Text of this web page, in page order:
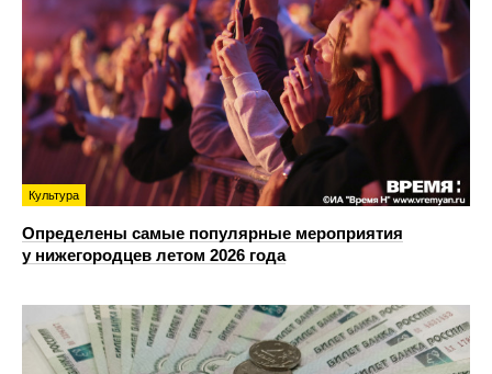
Культура
Определены самые популярные мероприятия
у нижегородцев летом 2026 года